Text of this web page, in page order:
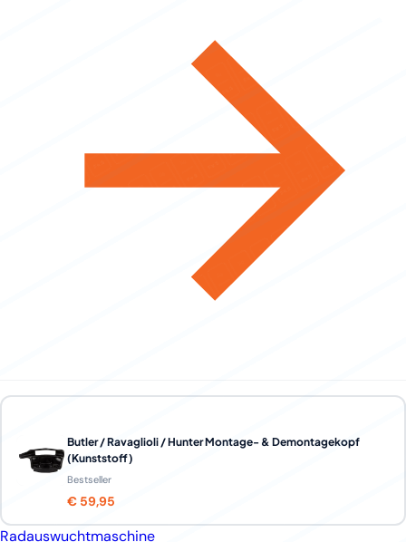
Butler / Ravaglioli / Hunter Montage- & Demontagekopf
(Kunststoff)
Bestseller
€ 59,95
Radauswuchtmaschine